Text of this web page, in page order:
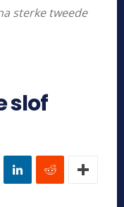
sterke tweede
slof